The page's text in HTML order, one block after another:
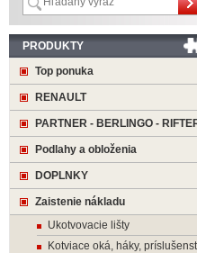
PRODUKTY
Top ponuka
RENAULT
PARTNER - BERLINGO -
Podlahy a obloženia
DOPLNKY
Zaistenie nákladu
Ukotvovacie lišty
Kotviace oká, háky,